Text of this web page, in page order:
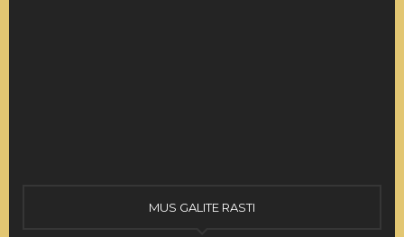
MUS GALITE RASTI